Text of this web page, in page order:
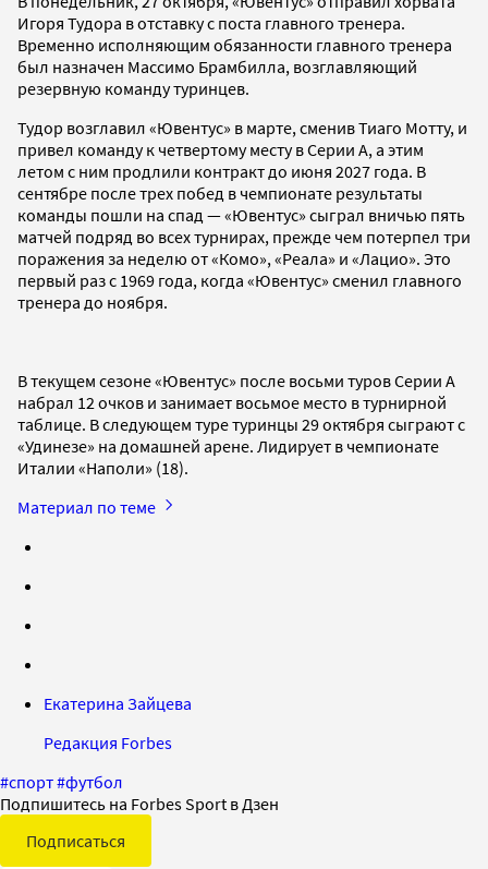
Игоря Тудора в отставку с поста главного тренера.
Временно исполняющим обязанности главного тренера
был назначен Массимо Брамбилла, возглавляющий
резервную команду туринцев.
Тудор возглавил «Ювентус» в марте, сменив Тиаго Мотту, и
привел команду к четвертому месту в Серии А, а этим
летом с ним продлили контракт до июня 2027 года. В
сентябре после трех побед в чемпионате результаты
команды пошли на спад — «Ювентус» сыграл вничью пять
матчей подряд во всех турнирах, прежде чем потерпел три
поражения за неделю от «Комо», «Реала» и «Лацио». Это
первый раз с 1969 года, когда «Ювентус» сменил главного
тренера до ноября.
В текущем сезоне «Ювентус» после восьми туров Серии А
набрал 12 очков и занимает восьмое место в турнирной
таблице. В следующем туре туринцы 29 октября сыграют с
«Удинезе» на домашней арене. Лидирует в чемпионате
Италии «Наполи» (18).
Материал по теме
Екатерина Зайцева
Редакция Forbes
#спорт#футбол
Подпишитесь на Forbes Sport в Дзен
Подписаться